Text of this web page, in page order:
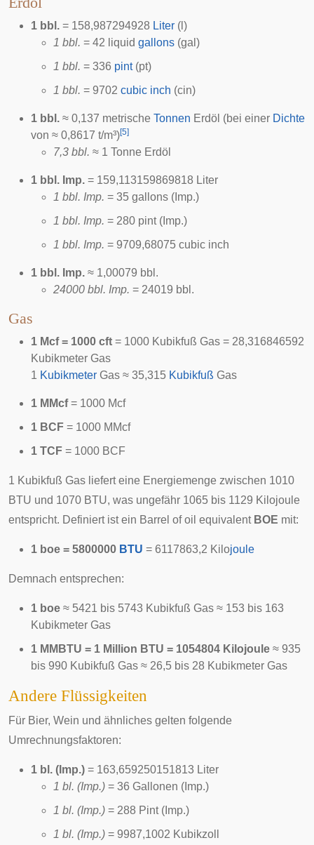
1 bbl. = 158,987294928 Liter (l)
1 bbl. = 42 liquid gallons (gal)
1 bbl. = 336 pint(pt)
1 bbl. = 9702 cubic inch (cin)
1 bbl. ≈ 0,137 metrische Tonnen Erdöl (bei einer Dichte
von ≈ 0,8617 t/m³)[5]
7,3 bbl. ≈ 1 Tonne Erdöl
1 bbl. Imp. = 159,113159869818 Liter
1 bbl. Imp. = 35 gallons (Imp.)
1 bbl. Imp. = 280 pint (Imp.)
1 bbl. Imp. = 9709,68075 cubic inch
1 bbl. Imp. ≈ 1,00079 bbl.
24000 bbl. Imp. = 24019 bbl.
Gas
1 Mcf = 1000 cft = 1000 Kubikfuß Gas = 28,316846592
Kubikmeter Gas
1 Kubikmeter Gas ≈ 35,315 Kubikfuß Gas
1 MMcf= 1000 Mcf
1 BCF = 1000 MMcf
1 TCF = 1000 BCF
1 Kubikfuß Gas liefert eine Energiemenge zwischen 1010
BTU und 1070 BTU, was ungefähr 1065 bis 1129 Kilojoule
entspricht. Definiert ist ein Barrel of oil equivalent BOE mit:
1 boe = 5800000 BTU = 6117863,2 Kilojoule
Demnach entsprechen:
1 boe ≈ 5421 bis 5743 Kubikfuß Gas ≈ 153 bis 163
Kubikmeter Gas
1 MMBTU = 1 Million BTU = 1054804 Kilojoule ≈ 935
bis 990 Kubikfuß Gas ≈ 26,5 bis 28 Kubikmeter Gas
Andere Flüssigkeiten
Für Bier, Wein und ähnliches gelten folgende
Umrechnungsfaktoren:
1 bl. (Imp.) = 163,659250151813 Liter
1 bl. (Imp.) = 36 Gallonen (Imp.)
1 bl. (Imp.) = 288 Pint (Imp.)
1 bl. (Imp.) = 9987,1002 Kubikzoll